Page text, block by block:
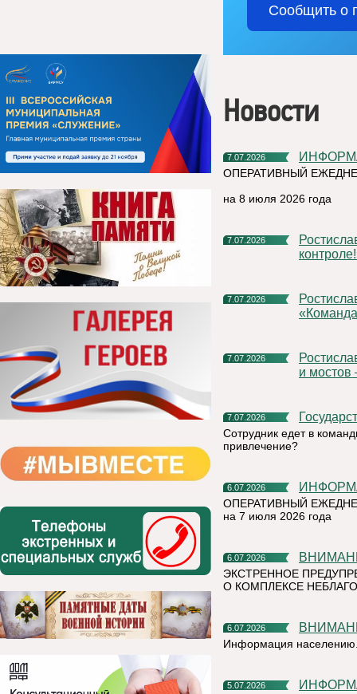
Сообщить о
Новости
7.07.2026
ОПЕРАТИВНЫЙ
на 8 июля 2026 года
7.07.2026
Ростислав Гольдштейн: «Подготовка к зиме – на строжайшем
7.07.2026
Ростислав Гольдштейн предложил расширить проект
7.07.2026
Ростислав Гольдштейн: «Строительство больниц, школ, дорог
и мостов
7.07.2026
Сотрудник едет в
привлечение?
6.07.2026
ОПЕРАТИВНЫЙ
на 7 июля 2026 года
6.07.2026
ЭКСТРЕННОЕ
О КОМПЛЕКСЕ
6.07.2026
Информация
5.07.2026